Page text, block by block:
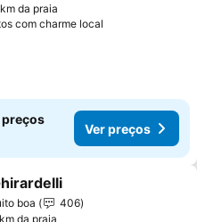
da praia
com charme local
preços
Ver preços
aos favoritos
boa
406
da praia